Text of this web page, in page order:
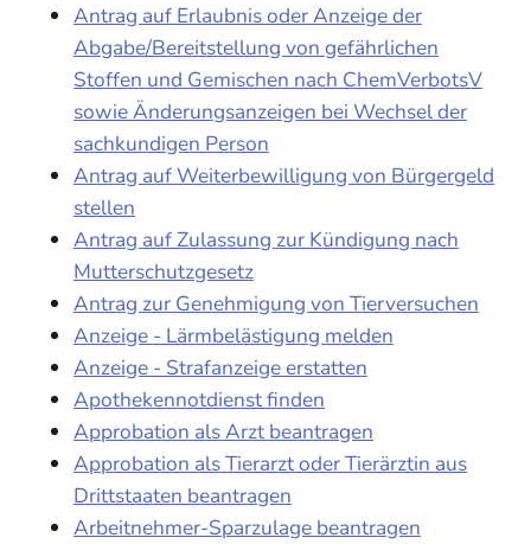
Antrag auf Erlaubnis oder Anzeige der
Abgabe/Bereitstellung von gefährlichen
Stoffen und Gemischen nach ChemVerbotsV
sowie Änderungsanzeigen bei Wechsel der
sachkundigen Person
Antrag auf Weiterbewilligung von Bürgergeld
stellen
Antrag auf Zulassung zur Kündigung nach
Mutterschutzgesetz
Antrag zur Genehmigung von Tierversuchen
Anzeige - Lärmbelästigung melden
Anzeige - Strafanzeige erstatten
Apothekennotdienst finden
Approbation als Arzt beantragen
Approbation als Tierarzt oder Tierärztin aus
Drittstaaten beantragen
Arbeitnehmer-Sparzulage beantragen